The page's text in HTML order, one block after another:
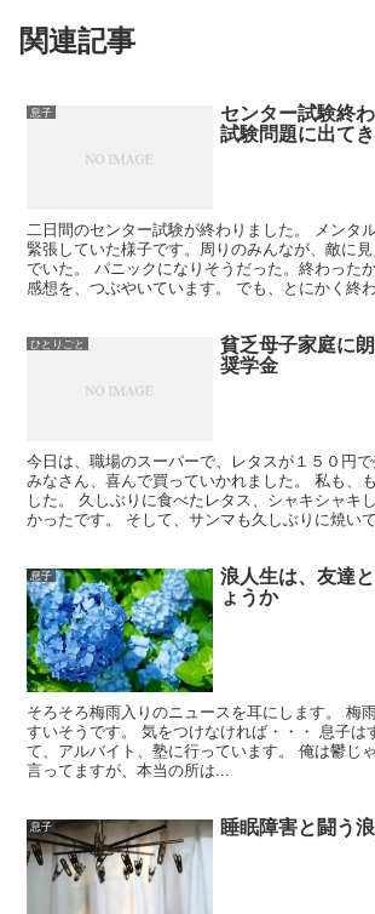
関連記事
息子 センター試験終
試験問題に出て
二日間のセンター試験が終わりました。 メンタ
緊張していた様子です。周りのみんなが、敵に
でいた。 パニックになりそうだった。終わった
感想を、つぶやいています。 でも、とにかく終
ひとりごと 貧乏母子家庭に
奨学金
今日は、職場のスーパーで、レタスが１５０円で
みなさん、喜んで買っていかれました。 私も、
した。 久しぶりに食べたレタス、シャキシャキ
かったです。 そして、サンマも久しぶりに焼い
息子 浪人生は、友達
ょうか
そろそろ梅雨入りのニュースを耳にします。 梅
すいそうです。 気をつけなければ・・・ 息子は
て、アルバイト、塾に行っています。 俺は鬱じ
言ってますが、本当の所は...
息子 睡眠障害と闘う